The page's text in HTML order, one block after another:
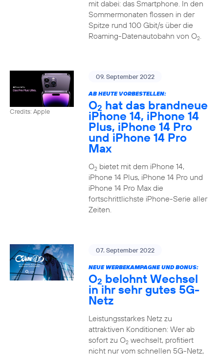
mit dabei: das Smartphone. In den
Sommermonaten flossen in der
Spitze rund 100 Gbit/s über die
Roaming-Datenautobahn von O2.
Credits: Apple
09. September 2022
AB HEUTE VORBESTELLEN:
O2 hat das brandneue
iPhone 14, iPhone 14
Plus, iPhone 14 Pro
und iPhone 14 Pro
Max
O2bietet mit dem iPhone 14,
iPhone 14 Plus, iPhone 14 Pro und
iPhone 14 Pro Max die
fortschrittlichste iPhone-Serie aller
Zeiten.
07. September 2022
NEUE WERBEKAMPAGNE UND BONUS:
O2 belohnt Wechsel
in ihr sehr gutes 5G-
Netz
Leistungsstarkes Netz zu
attraktiven Konditionen: Wer ab
sofort zu O2wechselt, profitiert
nicht nur vom schnellen 5G-Netz,